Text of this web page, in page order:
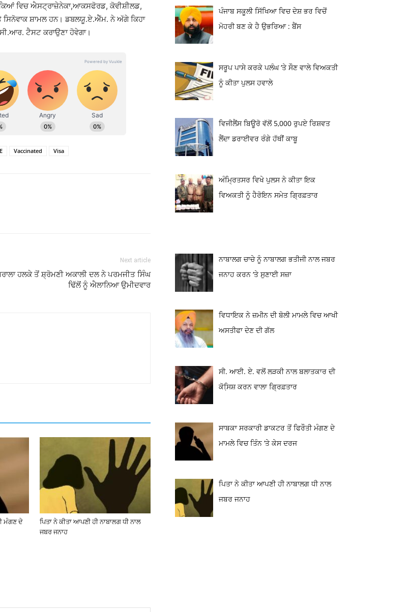
ਵਿਚ ਐਸਟ੍ਰਾਜ਼ੇਨੇਕਾ,ਆਕਸਫੋਰਡ, ਕੋਵੀਸ਼ੀਲਡ,
ਸ਼ਾਮਲ ਹਨ। ਡਬਲਯੂ.ਏ.ਐੱਮ. ਨੇ ਅੱਗੇ ਕਿਹਾ
ਟੈਸਟ ਕਰਾਉਣਾ ਹੋਵੇਗਾ।
Vaccinated Visa
Next article
ਹਲਕੇ ਤੋਂ ਸ਼੍ਰੋਮਣੀ ਅਕਾਲੀ ਦਲ ਨੇ ਪਰਮਜੀਤ ਸਿੰਘ
ਢਿੱਲੋਂ ਨੂੰ ਐਲਾਨਿਆ ਉਮੀਦਵਾਰ
ਮੰਗਣ ਦੇ
ਪਿਤਾ ਨੇ ਕੀਤਾ ਆਪਣੀ ਹੀ ਨਾਬਾਲਗ ਧੀ ਨਾਲ
ਜਬਰ ਜਨਾਹ
ਪੰਜਾਬ ਸਕੂਲੀ ਸਿੱਖਿਆ ਵਿਚ ਦੇਸ਼ ਭਰ ਵਿਚੋਂ
ਮੋਹਰੀ ਬਣ ਕੇ ਹੈ ਉਭਰਿਆ : ਬੈਂਸ
ਸਰੂਪ ਪਾਸੇ ਕਰਕੇ ਪਲੰਘ ‘ਤੇ ਸੌਣ ਵਾਲੇ ਵਿਅਕਤੀ
ਨੂੰ ਕੀਤਾ ਪੁਲਸ ਹਵਾਲੇ
ਵਿਜੀਲੈਂਸ ਬਿਊਰੋ ਵੱਲੋਂ 5,000 ਰੁਪਏ ਰਿਸ਼ਵਤ
ਲੈਂਦਾ ਡਰਾਈਵਰ ਰੰਗੇ ਹੱਥੀਂ ਕਾਬੂ
ਅੰਮ੍ਰਿਤਸਰ ਵਿਖੇ ਪੁਲਸ ਨੇ ਕੀਤਾ ਇਕ
ਵਿਅਕਤੀ ਨੂੰ ਹੈਰੋਇਨ ਸਮੇਤ ਗ੍ਰਿਫ਼ਤਾਰ
ਨਾਬਾਲਗ ਚਾਚੇ ਨੂੰ ਨਾਬਾਲਗ ਭਤੀਜੀ ਨਾਲ ਜਬਰ
ਜਨਾਹ ਕਰਨ ‘ਤੇ ਸੁਣਾਈ ਸਜ਼ਾ
ਵਿਧਾਇਕ ਨੇ ਜ਼ਮੀਨ ਦੀ ਬੋਲੀ ਮਾਮਲੇ ਵਿਚ ਆਖੀ
ਅਸਤੀਫਾ ਦੇਣ ਦੀ ਗੱਲ
ਸੀ. ਆਈ. ਏ. ਵਲੋਂ ਲੜਕੀ ਨਾਲ ਬਲਾਤਕਾਰ ਦੀ
ਕੋਸਿ਼ਸ਼ ਕਰਨ ਵਾਲਾ ਗ੍ਰਿਫ਼ਤਾਰ
ਸਾਬਕਾ ਸਰਕਾਰੀ ਡਾਕਟਰ ਤੋਂ ਫਿਰੌਤੀ ਮੰਗਣ ਦੇ
ਮਾਮਲੇ ਵਿਚ ਤਿੰਨ ‘ਤੇ ਕੇਸ ਦਰਜ
ਪਿਤਾ ਨੇ ਕੀਤਾ ਆਪਣੀ ਹੀ ਨਾਬਾਲਗ ਧੀ ਨਾਲ
ਜਬਰ ਜਨਾਹ